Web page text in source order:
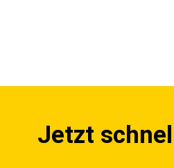
Jetzt